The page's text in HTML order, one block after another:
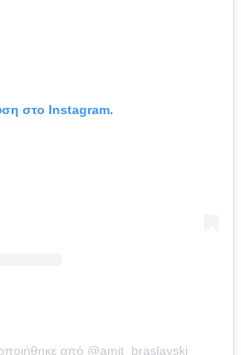
στο Instagram.
από @amit_braslavski